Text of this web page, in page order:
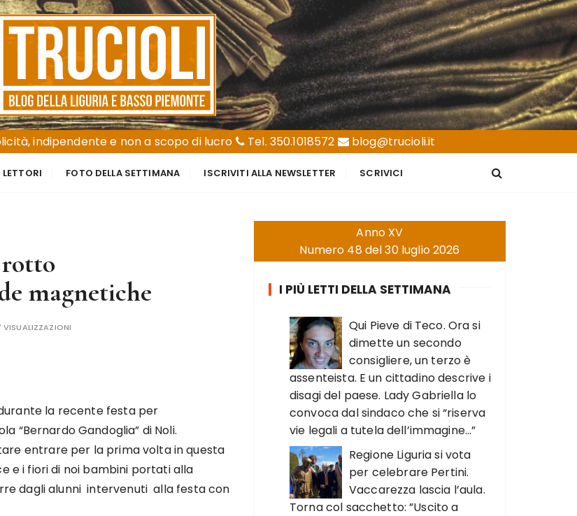
indipendente e non a scopo di lucro
Tel. 350.1018572 blog@trucioli.it
LETTORI FOTO DELLA SETTIMANA ISCRIVITI ALLA NEWSLETTER SCRIVICI
rotto
magnetiche
VISUALIZZAZIONI
la recente festa per
“Bernardo Gandoglia” di Noli.
entrare per la prima volta in questa
e i fiori di noi bambini portati alla
dagli alunni intervenuti alla festa con
Anno XV
Numero 48 del 30 luglio 2026
I PIÙ LETTI DELLA SETTIMANA
Qui Pieve di Teco. Ora si
dimette un secondo
consigliere, un terzo è
assenteista. E un cittadino descrive i
disagi del paese. Lady Gabriella lo
convoca dal sindaco che si “riserva
vie legali a tutela dell’immagine…”
Regione Liguria si vota
per celebrare Pertini.
Vaccarezza lascia l’aula.
Torna col sacchetto: ”Uscito a